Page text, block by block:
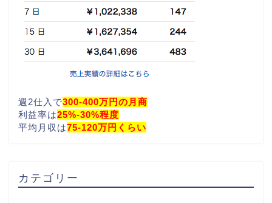
週2仕入で300-400万円の月商
利益率は25%-30%程度
平均月収は75-120万円くらい
カテゴリー